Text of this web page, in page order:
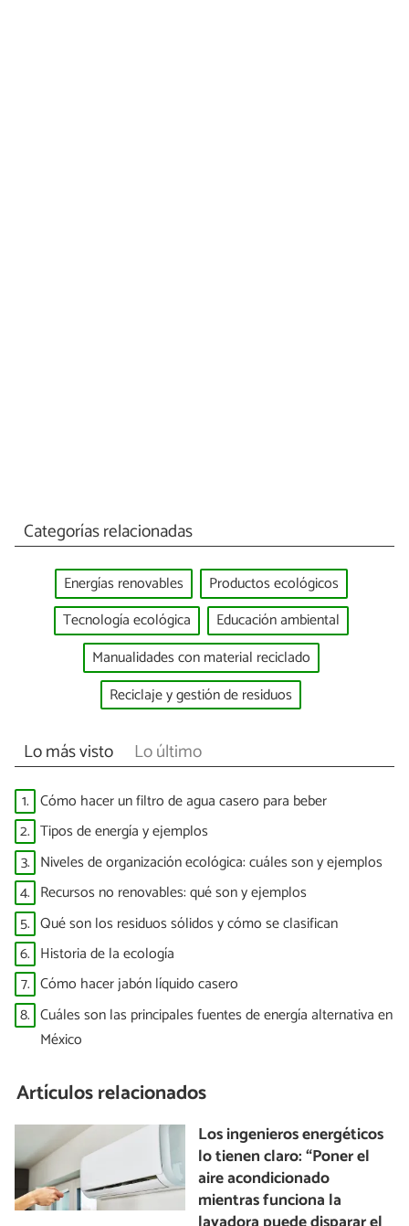
Categorías relacionadas
Energías renovables
Productos ecológicos
Tecnología ecológica
Educación ambiental
Manualidades con material reciclado
Reciclaje y gestión de residuos
Lo más visto Lo último
1. Cómo hacer un filtro de agua casero para beber
2. Tipos de energía y ejemplos
3. Niveles de organización ecológica: cuáles son y ejemplos
4. Recursos no renovables: qué son y ejemplos
5. Qué son los residuos sólidos y cómo se clasifican
6. Historia de la ecología
7. Cómo hacer jabón líquido casero
8. Cuáles son las principales fuentes de energía alternativa en
México
Artículos relacionados
Los ingenieros energéticos
lo tienen claro: “Poner el
aire acondicionado
mientras funciona la